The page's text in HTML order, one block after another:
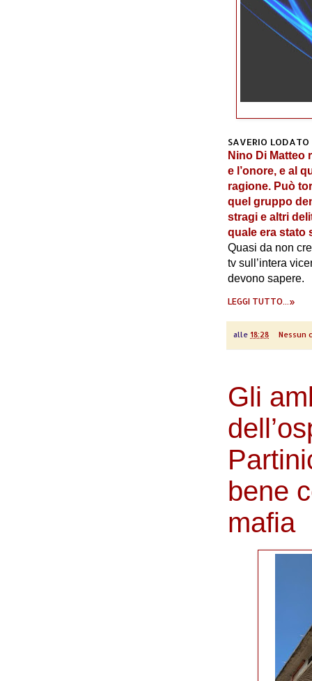
SAVERIO LODATO
Nino Di Matteo
e l’onore, e al
ragione. Può
quel gruppo
stragi e altri
quale era stato
Quasi da non
tv sull’intera
devono sapere.
LEGGI TUTTO...»
alle 18:28 Nessun
Gli
bene
mafia